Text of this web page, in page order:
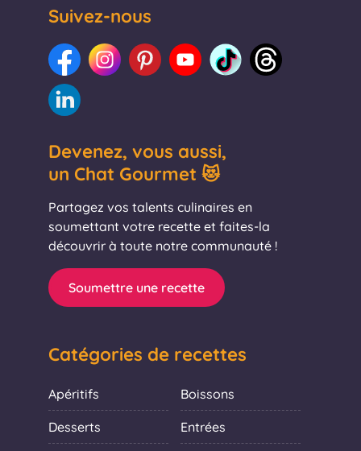
Suivez-nous
Devenez, vous aussi,
un Chat Gourmet 😻
Partagez vos talents culinaires en
soumettant votre recette et faites-la
découvrir à toute notre communauté !
Soumettre une recette
Catégories de recettes
Apéritifs Boissons
Desserts Entrées